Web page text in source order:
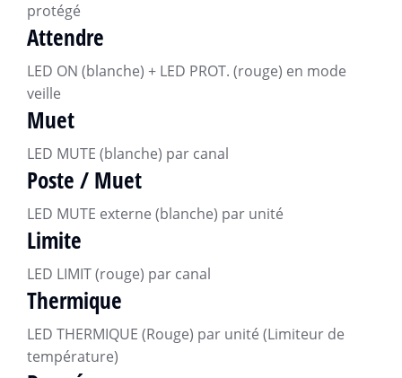
protégé
Attendre
LED ON (blanche) + LED PROT. (rouge) en mode
veille
Muet
LED MUTE (blanche) par canal
Poste / Muet
LED MUTE externe (blanche) par unité
Limite
LED LIMIT (rouge) par canal
Thermique
LED THERMIQUE (Rouge) par unité (Limiteur de
température)